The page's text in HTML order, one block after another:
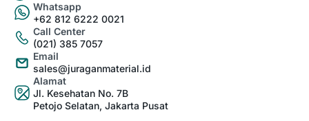
Whatsapp
+62 812 6222 0021
Call Center
(021) 385 7057
Email
sales@juraganmaterial.id
Alamat
Jl. Kesehatan No. 7B
Petojo Selatan, Jakarta Pusat